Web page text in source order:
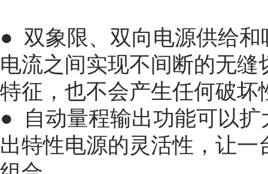
● 双象限、双向电源供给
电流之间实现不间断的无
特征，也不会产生任何破坏
● 自动量程输出功能可以
出特性电源的灵活性，让